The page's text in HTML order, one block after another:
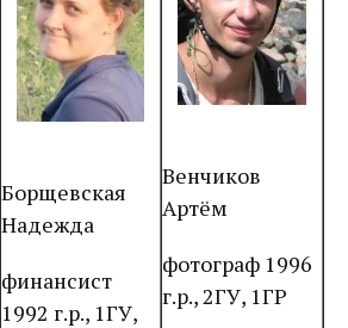
Борщевская
Надежда
финансист
1992 г.р., 1ГУ,
Венчиков
Артём
фотограф 1996
г.р., 2ГУ, 1ГР